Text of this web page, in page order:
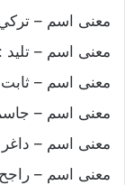
معنى اسم –
معنى اسم – تليد
معنى اسم – ثابت
معنى اسم –
معنى اسم – داغر
معنى اسم –